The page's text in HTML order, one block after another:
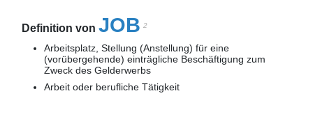
Definition von JOB 2
Arbeitsplatz, Stellung (Anstellung) für eine
(vorübergehende) einträgliche Beschäftigung zum
Zweck des Gelderwerbs
Arbeit oder berufliche Tätigkeit